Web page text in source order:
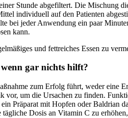
Stunde abgefiltert. Die Mischung
individuell auf den Patienten
bei jeder Anwendung ein paar
kann.
und fettreiches Essen zu
gar nichts hilft?
zum Erfolg führt, weder eine
vor, um die Ursachen zu finden.
ein Präparat mit Hopfen oder Baldrian
Dosis an Vitamin C zu